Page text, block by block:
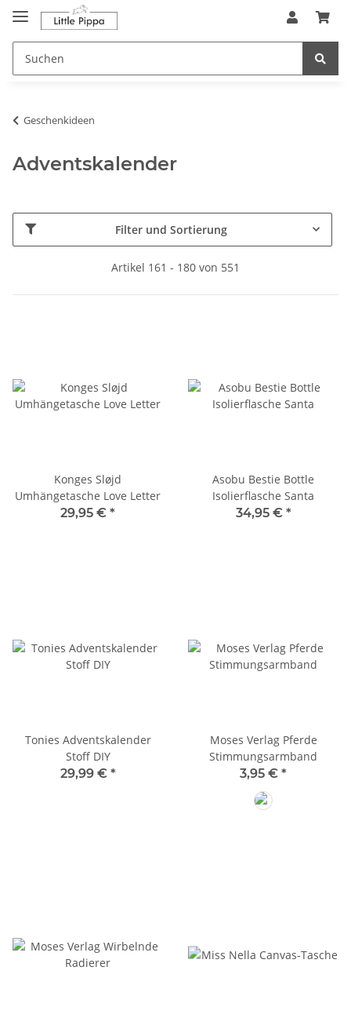
Zum Hauptinhalt springen
springen
Geschenkideen
Adventskalender
Filter und Sortierung
Artikel 161 - 180 von 551
Konges Sløjd
Umhängetasche Love Letter
29,95 € *
Asobu Bestie Bottle
Isolierflasche Santa
34,95 € *
Tonies Adventskalender
Stoff DIY
29,99 € *
Moses Verlag Pferde
Stimmungsarmband
3,95 € *